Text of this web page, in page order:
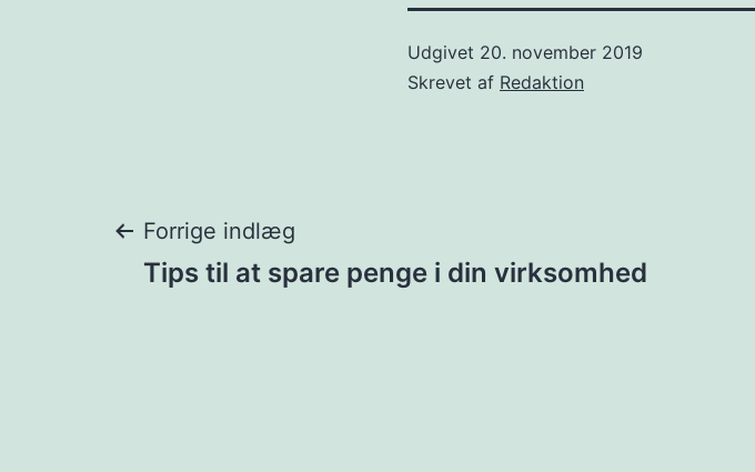
Udgivet 20. november 2019
Skrevet af Redaktion
Indlægsnavigation
Forrige indlæg
Tips til at spare penge i din virksomhed